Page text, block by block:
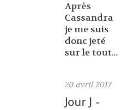
Après
Cassandra
je me suis
donc jeté
sur le tout...
20 avril 2017
Jour J -